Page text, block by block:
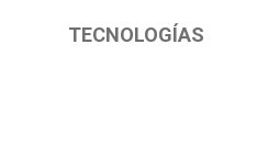
TECNOLOGÍAS